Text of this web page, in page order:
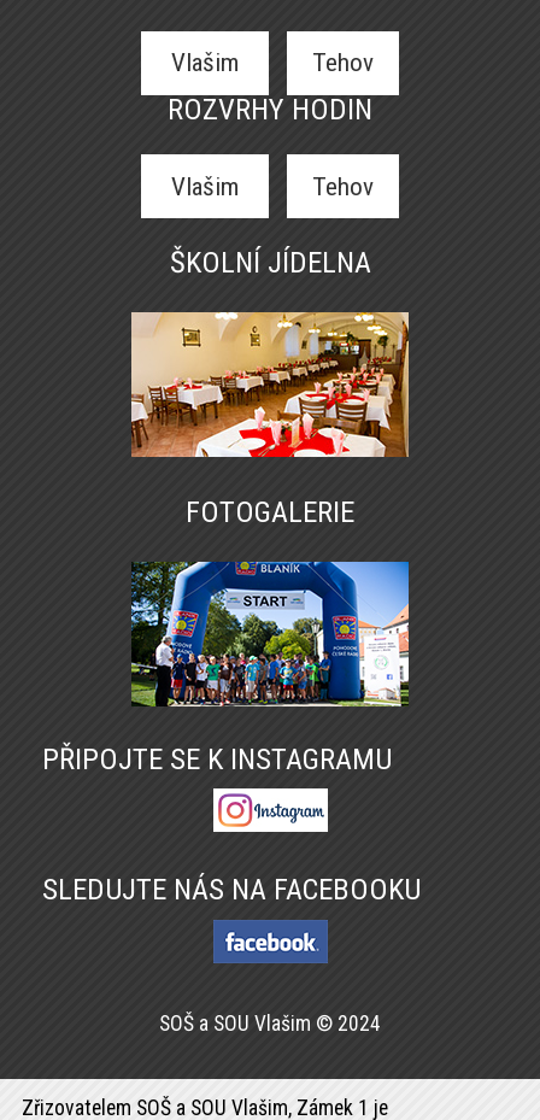
Vlašim Tehov
ROZVRHY HODIN
Vlašim Tehov
ŠKOLNÍ JÍDELNA
FOTOGALERIE
PŘIPOJTE SE K INSTAGRAMU
SLEDUJTE NÁS NA FACEBOOKU
SOŠ a SOU Vlašim © 2024
Zřizovatelem SOŠ a SOU Vlašim, Zámek 1 je